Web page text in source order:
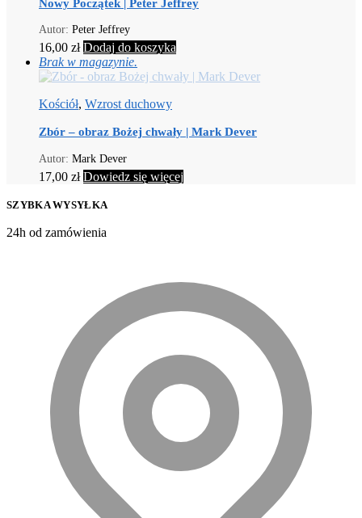
Nowy Początek | Peter Jeffrey
Autor: Peter Jeffrey
16,00 zł Dodaj do koszyka
Brak w magazynie.
Kościół, Wzrost duchowy
Zbór – obraz Bożej chwały | Mark Dever
Autor: Mark Dever
17,00 zł Dowiedz się więcej
SZYBKA WYSYŁKA
24h od zamówienia